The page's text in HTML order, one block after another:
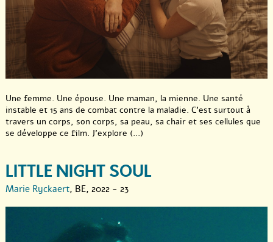
Une femme. Une épouse. Une maman, la mienne. Une santé
instable et 15 ans de combat contre la maladie. C’est surtout à
travers un corps, son corps, sa peau, sa chair et ses cellules que
se développe ce film. J’explore (...)
LITTLE NIGHT SOUL
Marie Ryckaert, BE, 2022 - 23